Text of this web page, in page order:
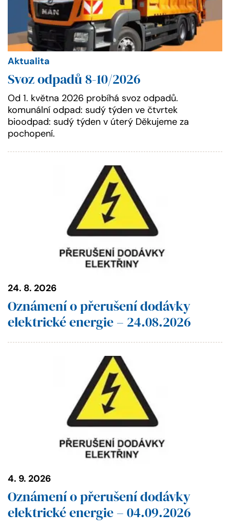
Aktualita
Svoz odpadů 8-10/2026
Od 1. května 2026 probíhá svoz odpadů.
komunální odpad: sudý týden ve čtvrtek
bioodpad: sudý týden v úterý Děkujeme za
pochopení.
24. 8. 2026
Oznámení o přerušení dodávky
elektrické energie – 24.08.2026
4. 9. 2026
Oznámení o přerušení dodávky
elektrické energie – 04.09.2026